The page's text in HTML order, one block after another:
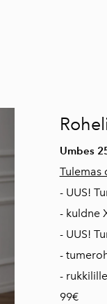
Umbes
Tulemas
- UUS!
- kuldne
- UUS!
-
-
99€